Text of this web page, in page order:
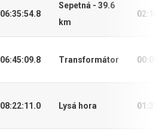
06:35:54.8
Sepetná - 39.6
km
06:45:09.8 Transformátor
08:22:11.0 Lysá hora